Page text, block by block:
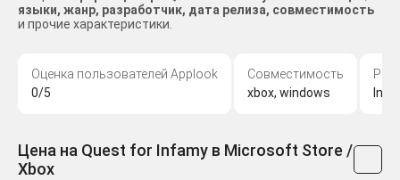
языки, жанр, разработчик, дата релиза, совместимость
и прочие характеристики.
Оценка пользователей Applook
0/5
Совместимость
xbox, windows
Цена на Quest for Infamy в Microsoft Store /
Xbox